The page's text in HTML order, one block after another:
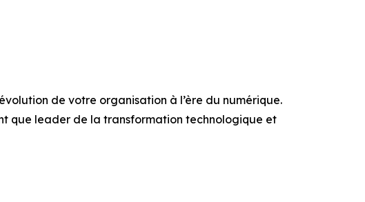
de votre organisation à l’ère du numérique.
que leader de la transformation technologique et